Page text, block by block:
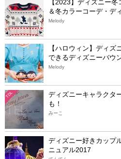
【2023】ディズニー
＆冬カラーコーデ・デ
Melody
【ハロウィン】ディ
できるディズニーバウ
Melody
TDL
ディズニーキャラクタ
も！
みーこ
ディズニー好きカップ
ニュアル2017